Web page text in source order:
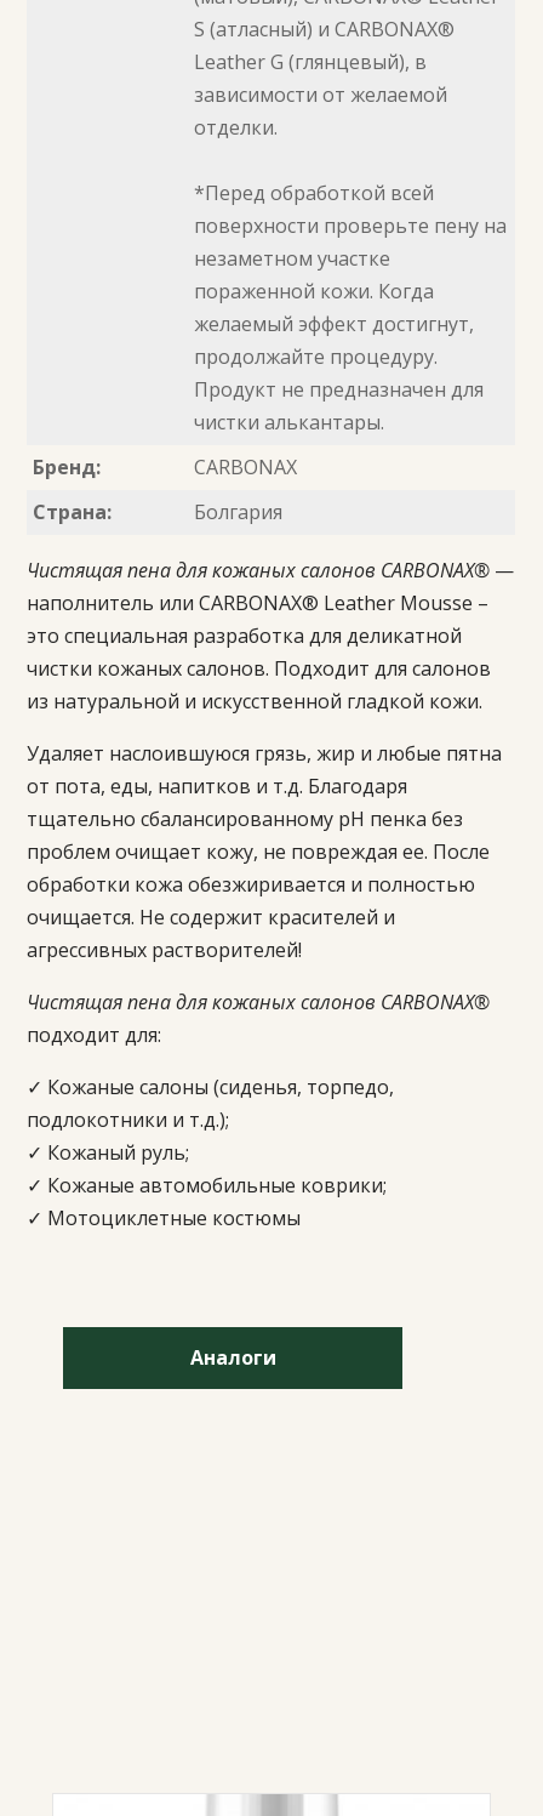
S (атласный) и CARBONAX®
Leather G (глянцевый), в
зависимости от желаемой
отделки.
*Перед обработкой всей
поверхности проверьте пену на
незаметном участке
пораженной кожи. Когда
желаемый эффект достигнут,
продолжайте процедуру.
Продукт не предназначен для
чистки алькантары.
Бренд:
CARBONAX
Страна:
Болгария
Чистящая пена для кожаных салонов CARBONAX® —
наполнитель или CARBONAX® Leather Mousse –
это специальная разработка для деликатной
чистки кожаных салонов. Подходит для салонов
из натуральной и искусственной гладкой кожи.
Удаляет наслоившуюся грязь, жир и любые пятна
от пота, еды, напитков и т.д. Благодаря
тщательно сбалансированному pH пенка без
проблем очищает кожу, не повреждая ее. После
обработки кожа обезжиривается и полностью
очищается. Не содержит красителей и
агрессивных растворителей!
Чистящая пена для кожаных салонов CARBONAX®
подходит для:
✓ Кожаные салоны (сиденья, торпедо,
подлокотники и т.д.);
✓ Кожаный руль;
✓ Кожаные автомобильные коврики;
✓ Мотоциклетные костюмы
Аналоги